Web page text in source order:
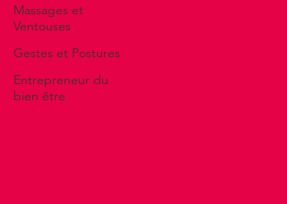
Massages et
Ventouses
Gestes et Postures
Entrepreneur du
bien être